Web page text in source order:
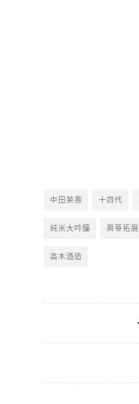
中田英壽 十四代
純米大吟釀 興華拓展
高木酒造